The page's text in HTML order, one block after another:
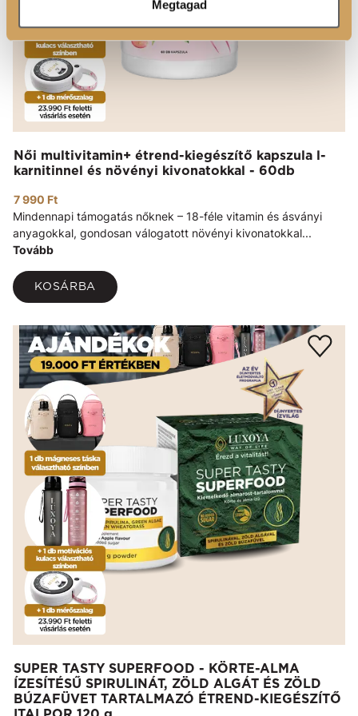
Megtagad
Női multivitamin+ étrend-kiegészítő kapszula l-
karnitinnel és növényi kivonatokkal - 60db
7 990 Ft
Mindennapi támogatás nőknek – 18-féle vitamin és ásványi
anyagokkal, gondosan válogatott növényi kivonatokkal...
Tovább
KOSÁRBA
SUPER TASTY SUPERFOOD - KÖRTE-ALMA
ÍZESÍTÉSŰ SPIRULINÁT, ZÖLD ALGÁT ÉS ZÖLD
BÚZAFÜVET TARTALMAZÓ ÉTREND-KIEGÉSZÍTŐ